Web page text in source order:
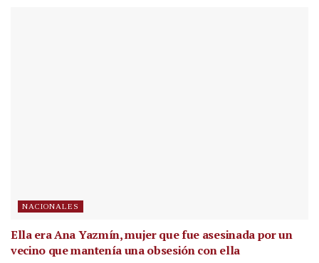
NACIONALES
Ella era Ana Yazmín, mujer que fue asesinada por un
vecino que mantenía una obsesión con ella